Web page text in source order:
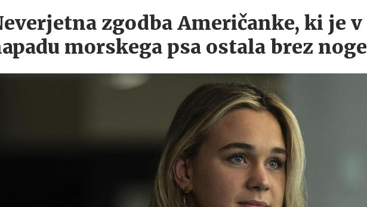
zgodba Američanke, ki je v
morskega psa ostala brez noge